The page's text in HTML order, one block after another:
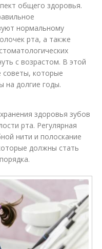
общего здоровья.
нормальному
рта, а также
с возрастом. В этой
советы, которые
на долгие годы.
здоровья зубов
рта. Регулярная
нити и полоскание
должны стать